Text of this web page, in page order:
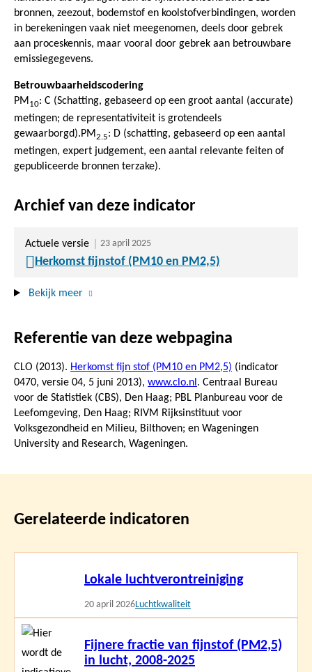
bronnen, zeezout, bodemstof en koolstofverbindingen, worden
in berekeningen vaak niet meegenomen, deels door gebrek
aan proceskennis, maar vooral door gebrek aan betrouwbare
emissiegegevens.
Betrouwbaarheidscodering
PM 10: C (Schatting, gebaseerd op een groot aantal (accurate)
metingen; de representativiteit is grotendeels
gewaarborgd).PM2.5: D (schatting, gebaseerd op een aantal
metingen, expert judgement, een aantal relevante feiten of
gepubliceerde bronnen terzake).
Archief van deze indicator
Actuele versie 23 april 2025
Herkomst fijnstof (PM10 en PM2,5)
Bekijk meer
Referentie van deze webpagina
CLO (2013). Herkomst fijn stof (PM10 en PM2,5) (indicator
0470, versie 04, 5 juni 2013), www.clo.nl . Centraal Bureau
voor de Statistiek (CBS), Den Haag; PBL Planbureau voor de
Leefomgeving, Den Haag; RIVM Rijksinstituut voor
Volksgezondheid en Milieu, Bilthoven; en Wageningen
University and Research, Wageningen.
Gerelateerde indicatoren
Lokale luchtverontreiniging
20 april 2026Luchtkwaliteit
Fijnere fractie van fijnstof (PM2,5)
in lucht, 2008-2025
Lees